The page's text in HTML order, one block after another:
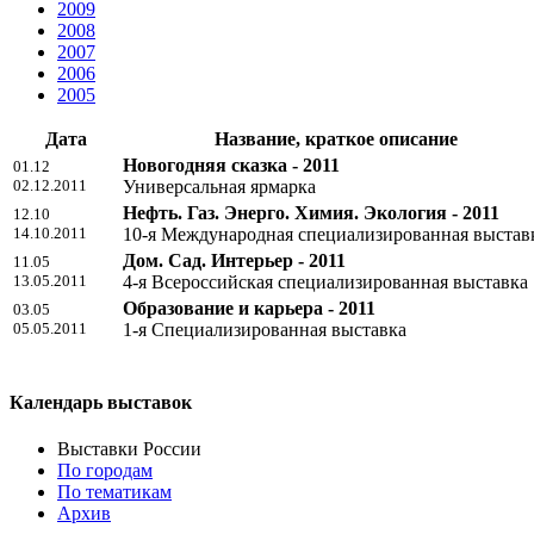
2009
2008
2007
2006
2005
Дата Название, краткое описание
01.12
02.12.2011
Новогодняя сказка - 2011
Универсальная ярмарка
12.10
14.10.2011
Нефть. Газ. Энерго. Химия. Экология - 2011
10-я Международная специализированная
11.05
13.05.2011
Дом. Сад. Интерьер - 2011
4-я Всероссийская специализированная выставка
03.05
05.05.2011
Образование и карьера - 2011
1-я Специализированная выставка
Календарь выставок
Выставки России
По городам
По тематикам
Архив